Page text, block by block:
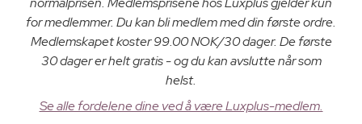
for medlemmer. Du kan bli medlem med din første ordre.
Medlemskapet koster 99.00 NOK/30 dager. De første
30 dager er helt gratis - og du kan avslutte når som
helst.
Se alle fordelene dine ved å være Luxplus-medlem.